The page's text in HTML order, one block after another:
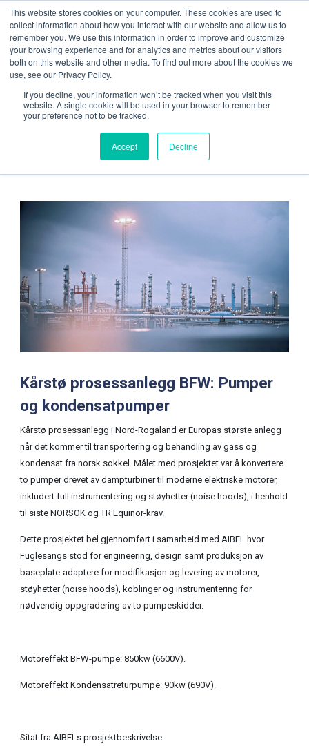
This website stores cookies on your computer. These cookies are used to
collect information about how you interact with our website and allow us to
remember you. We use this information in order to improve and customize
your browsing experience and for analytics and metrics about our visitors
both on this website and other media. To find out more about the cookies we
use, see our Privacy Policy.
If you decline, your information won’t be tracked when you visit this
website. A single cookie will be used in your browser to remember
your preference not to be tracked.
Accept Decline
Kontakt oss Vakttelefon
Hjem/Kundehistorier / Kårstø Prosessanlegg Bfw: Pumper Og
Kårstø prosessanlegg BFW: Pumper
og kondensatpumper
Kårstø prosessanlegg i Nord-Rogaland er Europas største anlegg
når det kommer til transportering og behandling av gass og
kondensat fra norsk sokkel. Målet med prosjektet var å konvertere
to pumper drevet av dampturbiner til moderne elektriske motorer,
inkludert full instrumentering og støyhetter (noise hoods), i henhold
til siste NORSOK og TR Equinor-krav.
Dette prosjektet bel gjennomført i samarbeid med AIBEL hvor
Fuglesangs stod for engineering, design samt produksjon av
baseplate-adaptere for modifikasjon og levering av motorer,
støyhetter (noise hoods), koblinger og instrumentering for
nødvendig oppgradering av to pumpeskidder.
Motoreffekt BFW-pumpe: 850kw (6600V).
Motoreffekt Kondensatreturpumpe: 90kw (690V).
Sitat fra AIBELs prosjektbeskrivelse